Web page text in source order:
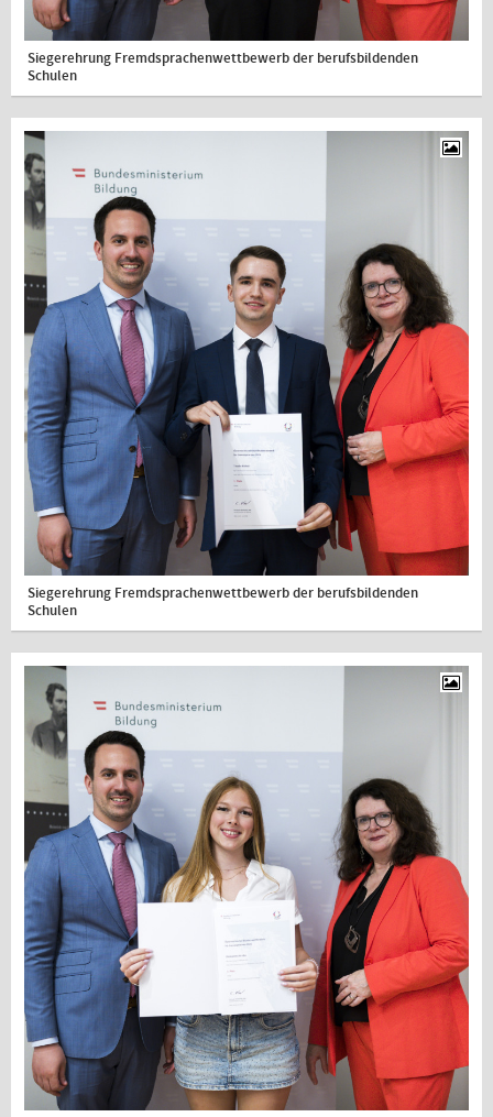
Siegerehrung Fremdsprachenwettbewerb der berufsbildenden
Schulen
Siegerehrung Fremdsprachenwettbewerb der berufsbildenden
Schulen